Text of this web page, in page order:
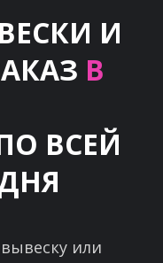
И
В
ВСЕЙ
или